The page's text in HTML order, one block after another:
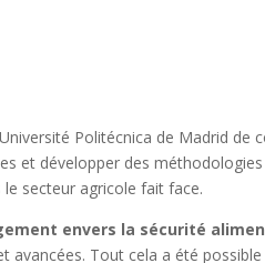
Politécnica de Madrid
et développer des
le secteur agricole fait face.
envers la sécurité
Tout cela a été